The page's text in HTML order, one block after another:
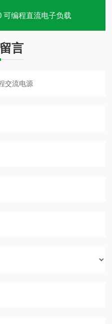
可编程直流电子负载
言